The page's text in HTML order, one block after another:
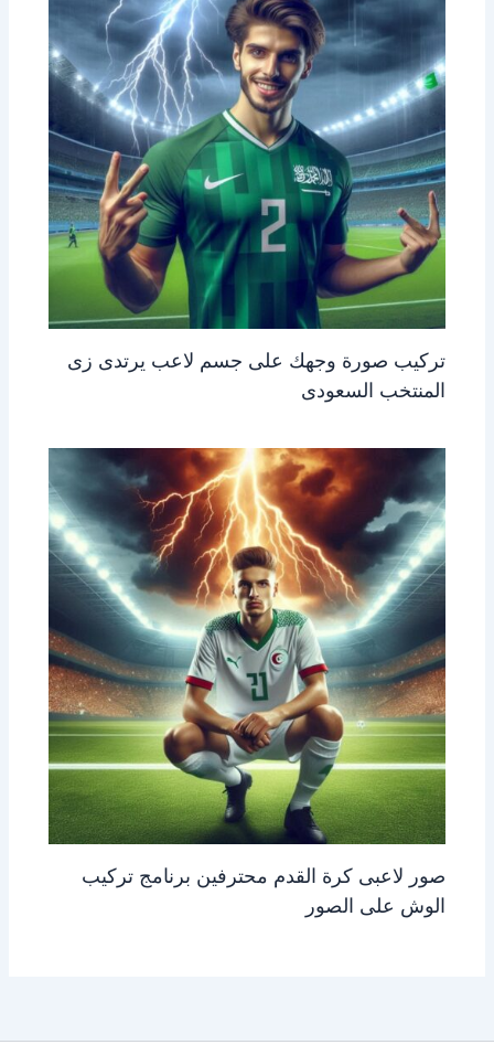
تركيب صورة وجهك على جسم لاعب يرتدى زى
المنتخب السعودى
صور لاعبى كرة القدم محترفين برنامج تركيب
الوش على الصور